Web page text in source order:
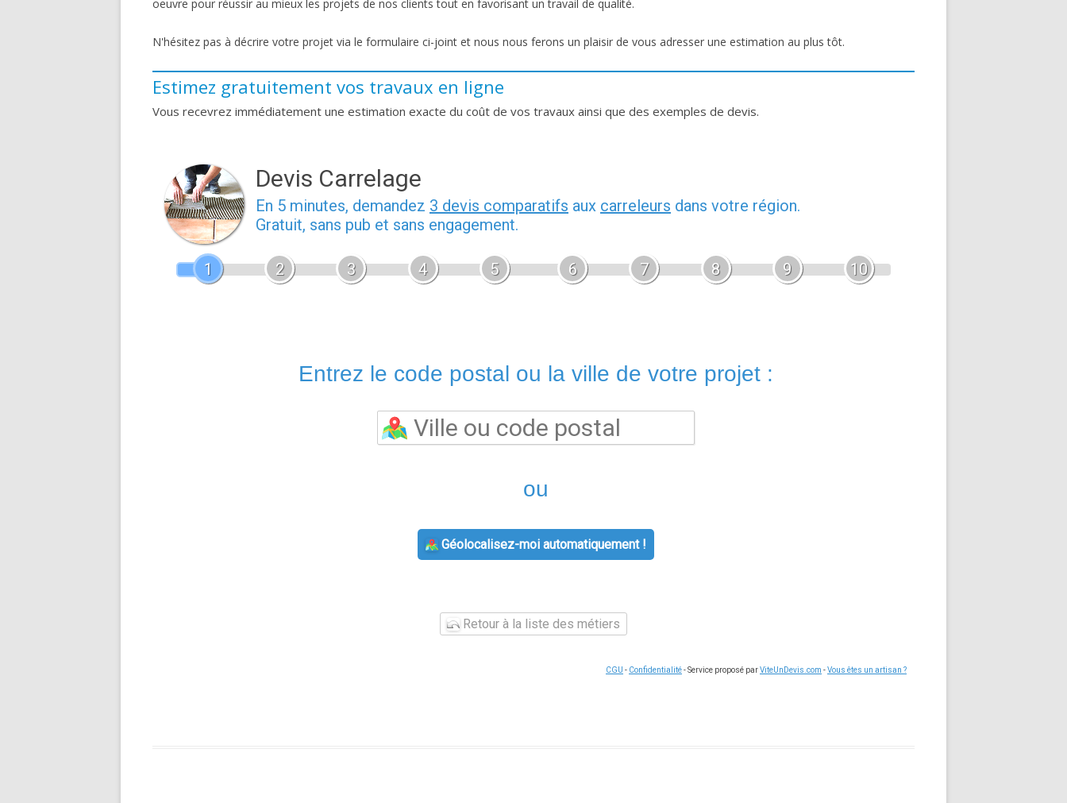
oeuvre pour réussir au mieux les projets de nos clients tout en favorisant un travail de qualité.
N'hésitez pas à décrire votre projet via le formulaire ci-joint et nous nous ferons un plaisir de vous adresser une estimation au plus tôt.
Estimez gratuitement vos travaux en ligne
Vous recevrez immédiatement une estimation exacte du coût de vos travaux ainsi que des exemples de devis.
Devis Carrelage
En 5 minutes, demandez 3 devis comparatifs aux carreleurs dans votre région.
Gratuit, sans pub et sans engagement.
1 2 3 4 5 6 7 8 9 10
Entrez le code postal ou la ville de votre projet :
ou
Géolocalisez-moi automatiquement !
Retour à la liste des métiers
CGU - Confidentialité- Service proposé parViteUnDevis.com -Vous êtes un artisan ?